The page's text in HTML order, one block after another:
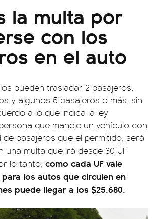
la multa por
con los
en el auto
pueden trasladar 2 pasajeros,
y algunos 5 pasajeros o más, sin
a lo que indica la ley
que maneje un vehículo con
pasajeros que el permitido, será
una multa que irá desde 30 UF
lo tanto, como cada UF vale
los autos que circulen en
puede llegar a los $25.680.